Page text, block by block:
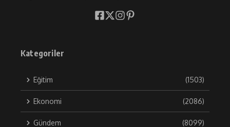
Kategoriler
Eğitim (1503)
Ekonomi (2086)
Gündem (8099)